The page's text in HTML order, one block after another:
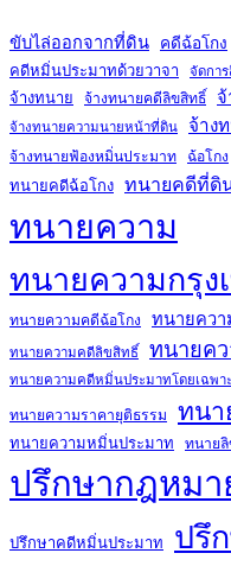
ขับไล่ออกจากที่ดิน คดีฉ้อโกง
คดีหมิ่นประมาทด้วยวาจา จัดกา
จ้างทนาย จ้างทนายคดีลิขสิทธิ์
จ้างทนายความนายหน้าที่ดิน จ้าง
จ้างทนายฟ้องหมิ่นประมาท ฉ้อโกง
ทนายคดีฉ้อโกง ทนายคดีที่ดิ
ทนายความ
ทนายความกรุง
ทนายความคดีฉ้อโกง ทนายคว
ทนายความคดีลิขสิทธิ์ ทนายค
ทนายความคดีหมิ่นประมาทโดยเฉพาะ
ทนายความราคายุติธรรม ทนา
ทนายความหมิ่นประมาท ทนาย
ปรึกษากฎหมา
ปรึกษาคดีหมิ่นประมาท ปรึ